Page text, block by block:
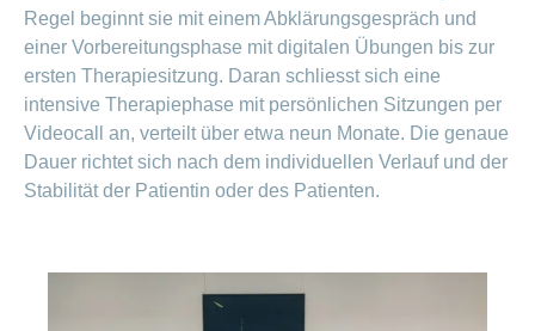
Regel beginnt sie mit einem Abklärungsgespräch und
einer Vorbereitungsphase mit digitalen Übungen bis zur
ersten Therapiesitzung. Daran schliesst sich eine
intensive Therapiephase mit persönlichen Sitzungen per
Videocall an, verteilt über etwa neun Monate. Die genaue
Dauer richtet sich nach dem individuellen Verlauf und der
Stabilität der Patientin oder des Patienten.